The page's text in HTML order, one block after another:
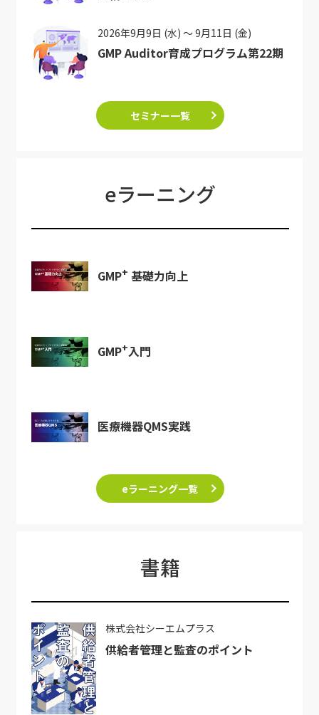
2026年9月9日 (水) ～ 9月11日 (金)
GMP Auditor育成プログラム第22期
セミナー一覧
eラーニング
GMP+ 基礎力向上
GMP+入門
医療機器QMS実践
eラーニング一覧
書籍
株式会社シーエムプラス
供給者管理と監査のポイント